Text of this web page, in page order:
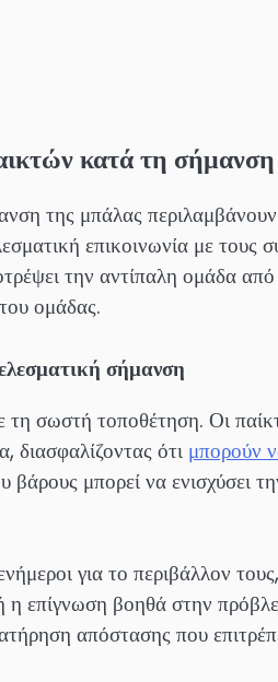
κατά τη
της μπάλας
επικοινωνία με τους
την αντίπαλη ομάδα
ομάδας.
σήμανση
σωστή τοποθέτηση. Οι
διασφαλίζοντας ότι μπορούν
μπορεί να ενισχύσει
για το περιβάλλον
επίγνωση βοηθά στην
απόστασης που